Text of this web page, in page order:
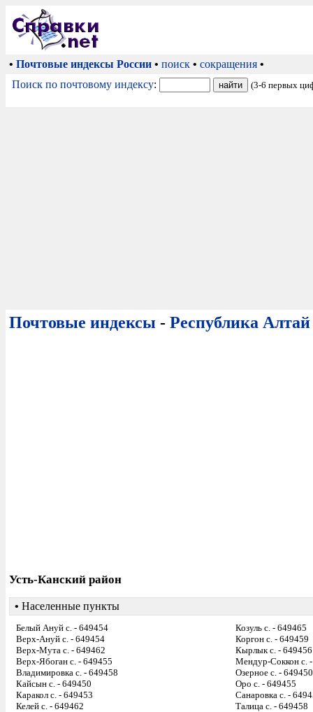
• Почтовые индексы России • поиск • сокращения •
Поиск по почтовому индексу: (3-6 первых
Почтовые индексы - Республика Алтай
Усть-Канский район
• Населенные пункты
Белый Ануй с. - 649454
Верх-Ануй с. - 649454
Верх-Мута с. - 649462
Верх-Ябоган с. - 649455
Владимировка с. - 649458
Кайсын с. - 649450
Каракол с. - 649453
Келей с. - 649462
Козуль с. - 649465
Коргон с. - 649459
Кырлык с. - 649456
Мендур-Соккон с.
Озерное с. - 649450
Оро с. - 649455
Санаровка с. -
Талица с. - 649458